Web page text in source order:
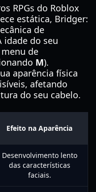
RPGs do Roblox
estática, Bridger:
de
idade do seu
de
M).
aparência física
afetando
do seu cabelo.
Efeito na Aparência
Desenvolvimento lento
das características
faciais.